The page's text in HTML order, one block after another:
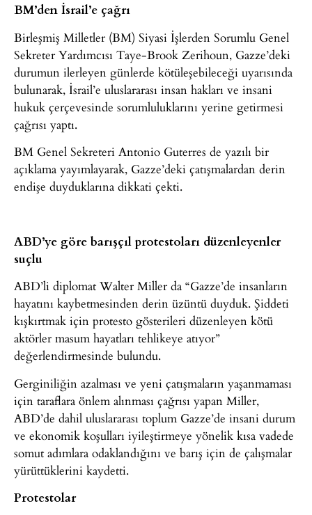
BM’den İsrail’e çağrı
Birleşmiş Milletler (BM) Siyasi İşlerden Sorumlu Genel
Sekreter Yardımcısı Taye-Brook Zerihoun, Gazze’deki
durumun ilerleyen günlerde kötüleşebileceği uyarısında
bulunarak, İsrail’e uluslararası insan hakları ve insani
hukuk çerçevesinde sorumluluklarını yerine getirmesi
çağrısı yaptı.
BM Genel Sekreteri Antonio Guterres de yazılı bir
açıklama yayımlayarak, Gazze’deki çatışmalardan derin
endişe duyduklarına dikkati çekti.
ABD’ye göre barışçıl protestoları düzenleyenler
suçlu
ABD’li diplomat Walter Miller da “Gazze’de insanların
hayatını kaybetmesinden derin üzüntü duyduk. Şiddeti
kışkırtmak için protesto gösterileri düzenleyen kötü
aktörler masum hayatları tehlikeye atıyor”
değerlendirmesinde bulundu.
Gerginiliğin azalması ve yeni çatışmaların yaşanmaması
için taraflara önlem alınması çağrısı yapan Miller,
ABD’de dahil uluslararası toplum Gazze’de insani durum
ve ekonomik koşulları iyileştirmeye yönelik kısa vadede
somut adımlara odaklandığını ve barış için de çalışmalar
yürüttüklerini kaydetti.
Protestolar